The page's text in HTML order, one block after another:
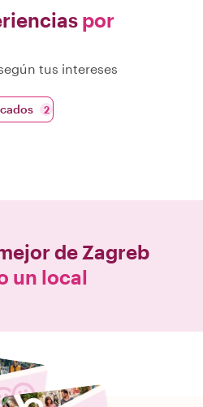
por
tus intereses
2
de Zagreb
un local